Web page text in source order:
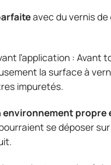
avec du vernis
l’application : Avant
la surface à
impuretés.
environnement propre
se déposer